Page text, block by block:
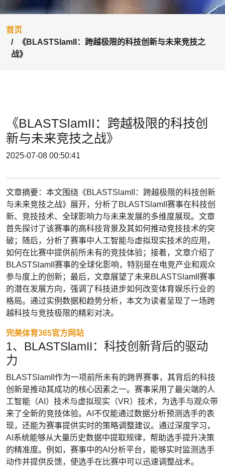
首页
《BLASTSlamII：跨越极限的科技创新与未来竞技之
战》
《BLASTSlamII：跨越极限的科技创
新与未来竞技之战》
2025-07-08 00:50:41
文章摘要：本文围绕《BLASTSlamII：跨越极限的科技创新
与未来竞技之战》展开，分析了BLASTSlamII赛事在科技创
新、竞技技术、全球影响力与未来发展的多维度展现。文章
首先探讨了该赛事的高科技背景及其如何推动竞技技术的突
破；随后，分析了赛事中人工智能与虚拟现实技术的应用，
如何在比赛中提供前所未有的竞技体验；接着，文章介绍了
BLASTSlamII赛事的全球化影响，特别是在电竞产业和观众
参与度上的创新；最后，文章展望了未来BLASTSlamII赛事
的潜在发展方向，强调了科技进步如何改变体育娱乐行业的
格局。通过实例数据和趋势分析，本文为读者呈现了一场跨
越科技与竞技极限的精彩对决。
完美体育365官方网站
1、BLASTSlamII：科技创新背后的驱动
力
BLASTSlamII作为一项前所未有的跨界赛事，其背后的科技
创新是推动其成功的核心因素之一。赛事采用了最尖端的人
工智能（AI）技术与虚拟现实（VR）技术，为选手与观众带
来了全新的竞技体验。AI不仅能通过数据分析预测选手的表
现，还能为赛事提供实时的策略调整建议。通过深度学习，
AI系统能够从大量历史数据中提取规律，帮助选手提升决策
的精准度。例如，赛事中的AI分析平台，能够实时监测选手
动作并提供反馈，使选手在比赛中可以迅速调整战术。